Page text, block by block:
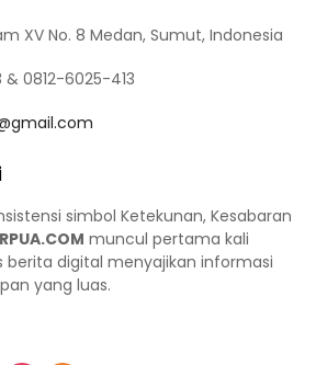
XV No. 8 Medan, Sumut, Indonesia
0812-6025-413
simbol Ketekunan, Kesabaran
muncul pertama kali
berita digital menyajikan informasi
yang luas.